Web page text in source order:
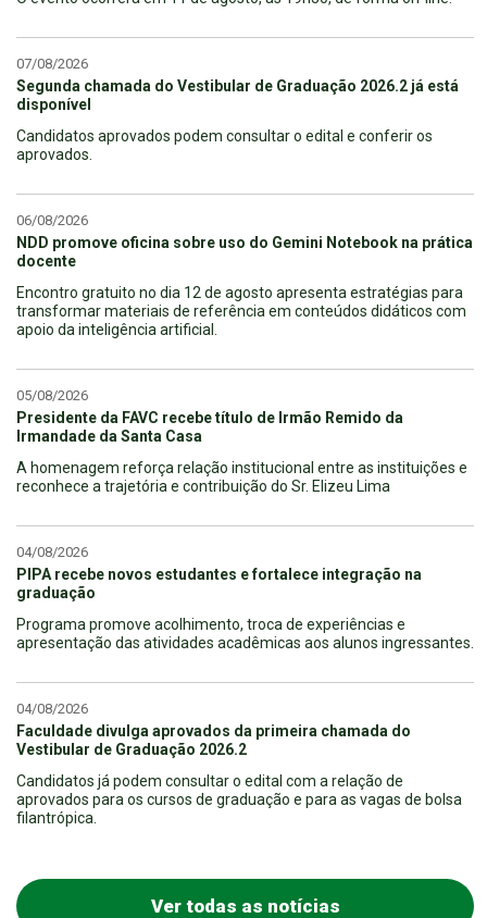
07/08/2026
Segunda chamada do Vestibular de Graduação 2026.2 já está
disponível
Candidatos aprovados podem consultar o edital e conferir os
aprovados.
06/08/2026
NDD promove oficina sobre uso do Gemini Notebook na prática
docente
Encontro gratuito no dia 12 de agosto apresenta estratégias para
transformar materiais de referência em conteúdos didáticos com
apoio da inteligência artificial.
05/08/2026
Presidente da FAVC recebe título de Irmão Remido da
Irmandade da Santa Casa
A homenagem reforça relação institucional entre as instituições e
reconhece a trajetória e contribuição do Sr. Elizeu Lima
04/08/2026
PIPA recebe novos estudantes e fortalece integração na
graduação
Programa promove acolhimento, troca de experiências e
apresentação das atividades acadêmicas aos alunos ingressantes.
04/08/2026
Faculdade divulga aprovados da primeira chamada do
Vestibular de Graduação 2026.2
Candidatos já podem consultar o edital com a relação de
aprovados para os cursos de graduação e para as vagas de bolsa
filantrópica.
Ver todas as notícias